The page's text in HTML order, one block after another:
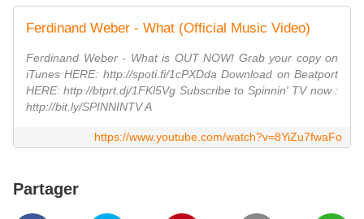
Ferdinand Weber - What (Official Music Video)
Ferdinand Weber - What is OUT NOW! Grab your copy on
iTunes HERE: http://spoti.fi/1cPXDda Download on Beatport
HERE: http://btprt.dj/1FKl5Vg Subscribe to Spinnin' TV now :
http://bit.ly/SPINNINTV A
https://www.youtube.com/watch?v=8YiZu7fwaFo
Partager